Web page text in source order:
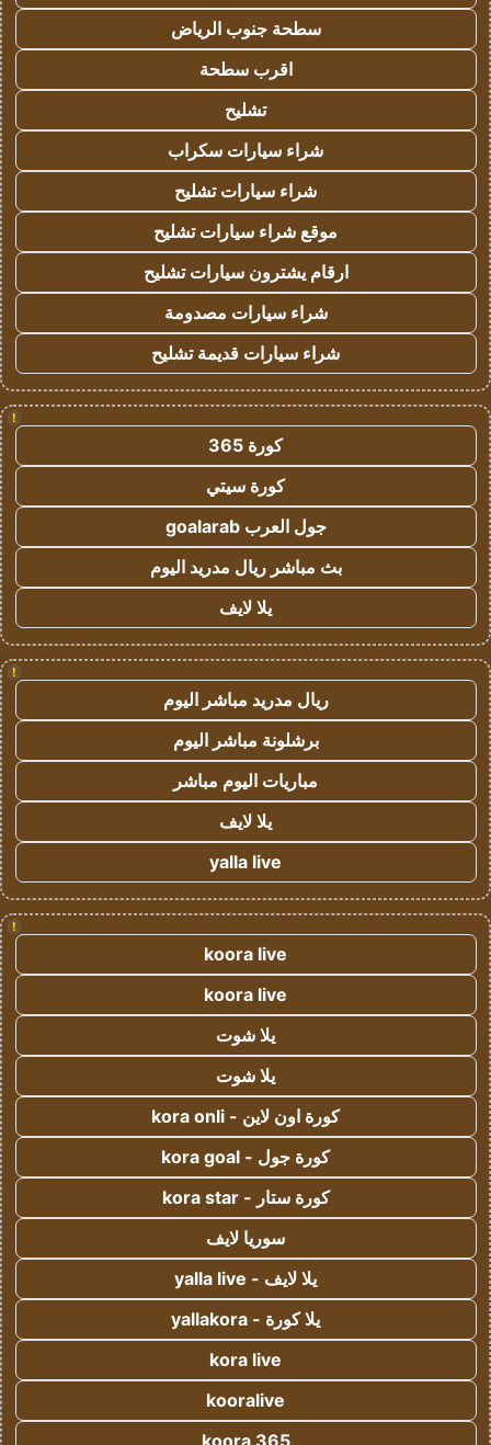
سطحة جنوب الرياض
اقرب سطحة
تشليح
شراء سيارات سكراب
شراء سيارات تشليح
موقع شراء سيارات تشليح
ارقام يشترون سيارات تشليح
شراء سيارات مصدومة
شراء سيارات قديمة تشليح
!
كورة 365
كورة سيتي
جول العرب goalarab
بث مباشر ريال مدريد اليوم
يلا لايف
!
ريال مدريد مباشر اليوم
برشلونة مباشر اليوم
مباريات اليوم مباشر
يلا لايف
yalla live
!
koora live
koora live
يلا شوت
يلا شوت
كورة اون لاين - kora onli
كورة جول - kora goal
كورة ستار - kora star
سوريا لايف
يلا لايف - yalla live
يلا كورة - yallakora
kora live
kooralive
koora 365